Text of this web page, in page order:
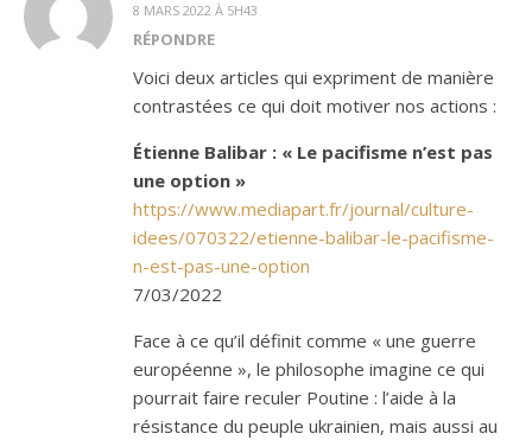
8 MARS 2022 À 5H43
RÉPONDRE
Voici deux articles qui expriment de manière
contrastées ce qui doit motiver nos actions :
Étienne Balibar : « Le pacifisme n’est pas
une option »
https://www.mediapart.fr/journal/culture-
idees/070322/etienne-balibar-le-pacifisme-
n-est-pas-une-option
7/03/2022
Face à ce qu’il définit comme « une guerre
européenne », le philosophe imagine ce qui
pourrait faire reculer Poutine : l’aide à la
résistance du peuple ukrainien, mais aussi au